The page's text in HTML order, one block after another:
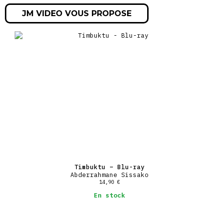
JM VIDEO VOUS PROPOSE
Timbuktu – Blu-ray
Abderrahmane Sissako
14,90 €
En stock